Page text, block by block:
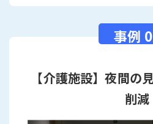
【介護施設】夜間の
削減